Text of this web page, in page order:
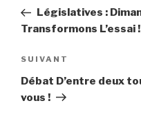
l’article
précédent
Législatives :
Transformons L’essai !
Article
suivant
SUIVANT
Débat D’entre deux
vous !